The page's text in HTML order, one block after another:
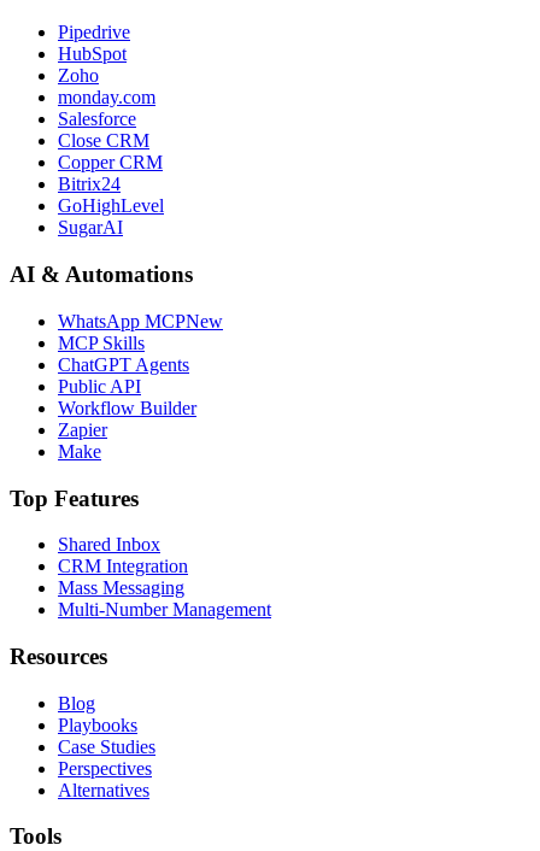
Pipedrive
HubSpot
Zoho
monday.com
Salesforce
Close CRM
Copper CRM
Bitrix24
GoHighLevel
SugarAI
AI & Automations
WhatsApp MCPNew
MCP Skills
ChatGPT Agents
Public API
Workflow Builder
Zapier
Make
Top Features
Shared Inbox
CRM Integration
Mass Messaging
Multi-Number Management
Resources
Blog
Playbooks
Case Studies
Perspectives
Alternatives
Tools